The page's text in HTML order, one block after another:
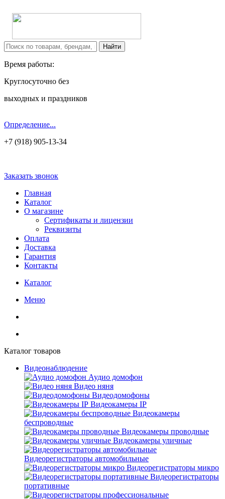
Время работы:
Круглосуточно без
выходных и праздников
Определение...
+7 (918) 905-13-34
Заказать звонок
Главная
Каталог
О магазине
Сертификаты и лицензии
Реквизиты
Оплата
Доставка
Гарантия
Контакты
Каталог
Меню
Каталог товаров
Видеонаблюдение
Аудио домофон
Видео няня
Видеодомофоны
Видеокамеры IP
Видеокамеры
беспроводные
Видеокамеры проводные
Видеокамеры уличные
Видеорегистраторы автомобильные
Видеорегистраторы микро
Видеорегистраторы
портативные